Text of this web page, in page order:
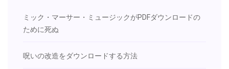
ミック・マーサー・ミュージックがPDFダウンロードの
ために死ぬ
呪いの改造をダウンロードする方法